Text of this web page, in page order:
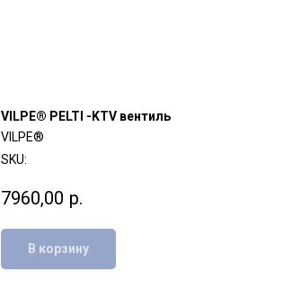
VILPE® PELTI -KTV вентиль
VILPE®
SKU:
7960,00 р.
В корзину